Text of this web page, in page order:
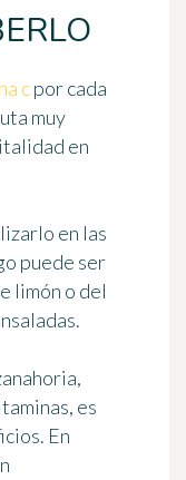
cpor cada
muy
en
en las
puede ser
limón o del
es
En